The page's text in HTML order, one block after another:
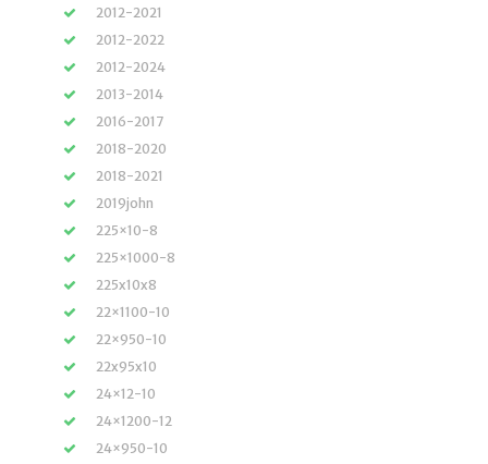
2012-2021
2012-2022
2012-2024
2013-2014
2016-2017
2018-2020
2018-2021
2019john
225×10-8
225×1000-8
225x10x8
22×1100-10
22×950-10
22x95x10
24×12-10
24×1200-12
24×950-10